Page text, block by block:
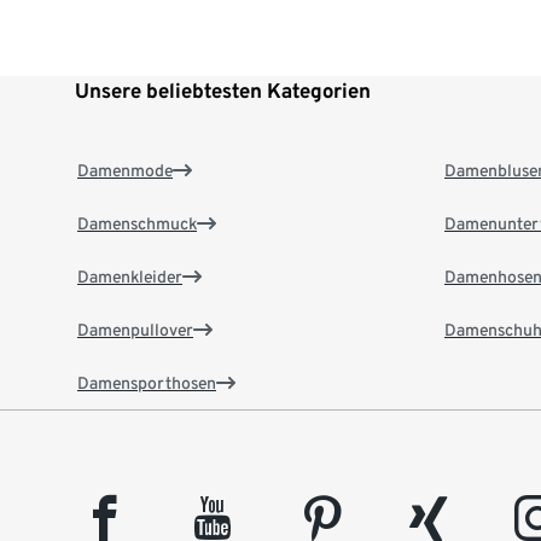
Unsere beliebtesten Kategorien
Damenmode
Damenschmuck
Damenkleider
Damenpullover
Damensporthosen
Damenhosen
facebook youtube pinterest xing